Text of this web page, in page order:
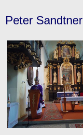
Peter Sandtner